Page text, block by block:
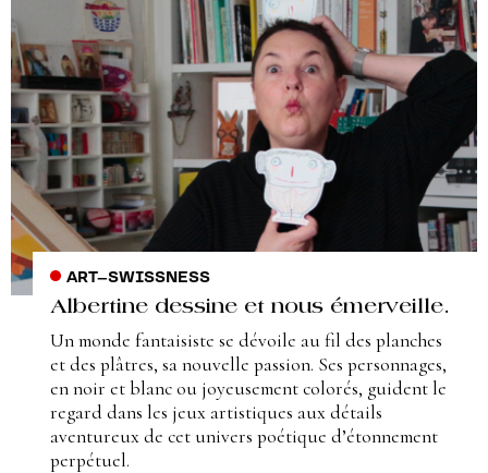
ART–SWISSNESS
Albertine dessine et nous émerveille.
Un monde fantaisiste se dévoile au fil des planches
et des plâtres, sa nouvelle passion. Ses personnages,
en noir et blanc ou joyeusement colorés, guident le
regard dans les jeux artistiques aux détails
aventureux de cet univers poétique d’étonnement
perpétuel.